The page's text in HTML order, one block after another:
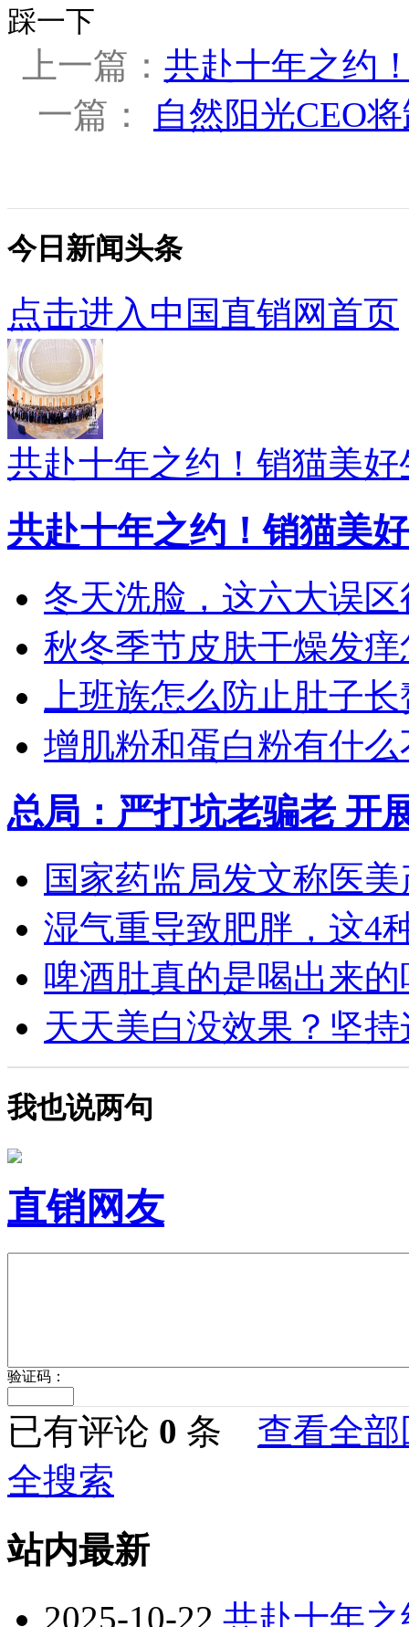
踩一下
上一篇： 共赴十年之约
一篇：
自然阳光CEO
今日新闻头条
点击进入中国直销网首页
共赴十年之约！销猫美
共赴十年之约！销猫美
冬天洗脸，这六大误
秋冬季节皮肤干燥发痒
上班族怎么防止肚子
增肌粉和蛋白粉有什么
总局：严打坑老骗老 开
国家药监局发文称医
湿气重导致肥胖，这4
啤酒肚真的是喝出来的
天天美白没效果？坚持
我也说两句
直销网友
验证码：
已有评论 0 条 查看全部
全搜索
站内最新
2025-10-22 共赴十年